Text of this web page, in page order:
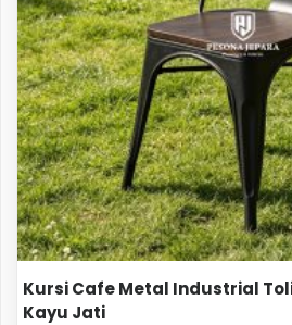
Kursi Cafe Metal Industrial
Kayu Jati